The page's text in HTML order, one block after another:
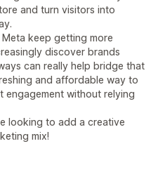
and turn visitors into
keep getting more
discover brands
can really help bridge that
and affordable way to
engagement without relying
looking to add a creative
mix!